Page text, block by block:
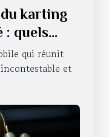
karting
: quels
enqui réunit
et